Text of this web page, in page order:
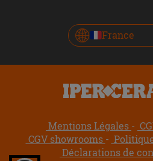
France
Mentions Légales
CGV showrooms
Déclarations de